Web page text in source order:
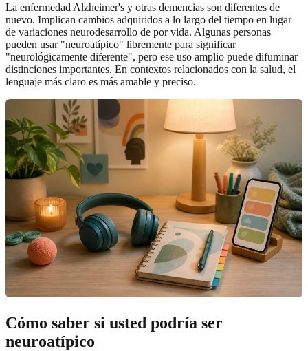
La enfermedad Alzheimer's y otras demencias son diferentes de
nuevo. Implican cambios adquiridos a lo largo del tiempo en lugar
de variaciones neurodesarrollo de por vida. Algunas personas
pueden usar "neuroatípico" libremente para significar
"neurológicamente diferente", pero ese uso amplio puede difuminar
distinciones importantes. En contextos relacionados con la salud, el
lenguaje más claro es más amable y preciso.
Cómo saber si usted podría ser
neuroatípico